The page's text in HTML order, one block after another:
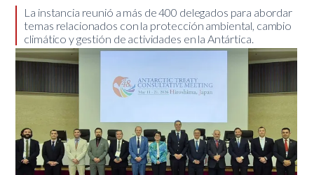
​La instancia reunió a más de 400 delegados para abordar
temas relacionados con la protección ambiental, cambio
climático y gestión de actividades en la Antártica.